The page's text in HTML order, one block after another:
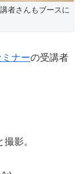
者さんもブースに
ナーの受講者
影。